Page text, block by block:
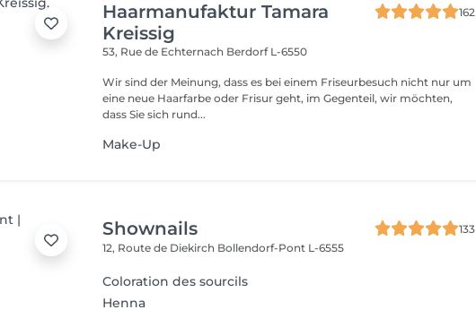
Haarmanufaktur Tamara
Kreissig
162
53, Rue de Echternach Berdorf L-6550
Wir sind der Meinung, dass es bei einem Friseurbesuch nicht nur um
eine neue Haarfarbe oder Frisur geht, im Gegenteil, wir möchten,
dass Sie sich rund...
Make-Up
Shownails
133
12, Route de Diekirch Bollendorf-Pont L-6555
Coloration des sourcils
Henna